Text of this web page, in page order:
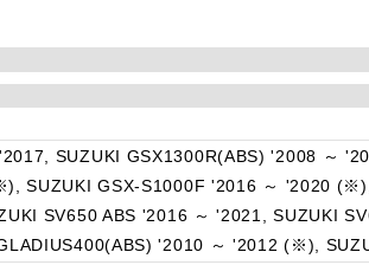
SUZUKI GSX1300R(ABS) '2008 ～
SUZUKI GSX-S1000F '2016 ～ '2020
SV650 ABS '2016 ～ '2021, SUZUKI
'2010 ～ '2012 (※),